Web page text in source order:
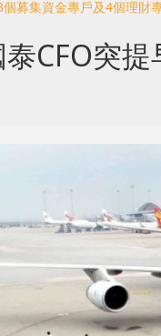
募集資金專戶及4個理財
CFO突